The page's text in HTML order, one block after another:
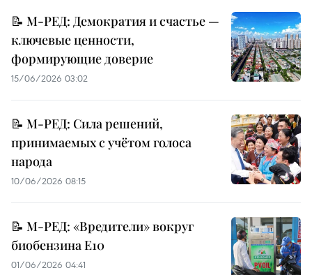
📝 М-РЕД: Демократия и счастье —
ключевые ценности,
формирующие доверие
15/06/2026 03:02
📝 М-РЕД: Сила решений,
принимаемых с учётом голоса
народа
10/06/2026 08:15
📝 М-РЕД: «Вредители» вокруг
биобензина E10
01/06/2026 04:41